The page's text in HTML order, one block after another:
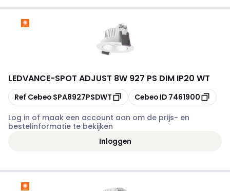
LEDVANCE-SPOT ADJUST 8W 927 PS DIM IP20 WT
Kopiëren
Ref Cebeo SPA8927PSDWT Kopiëren
Cebeo ID 7461900
Log in of maak een account aan om de prijs- en
bestelinformatie te bekijken
Inloggen